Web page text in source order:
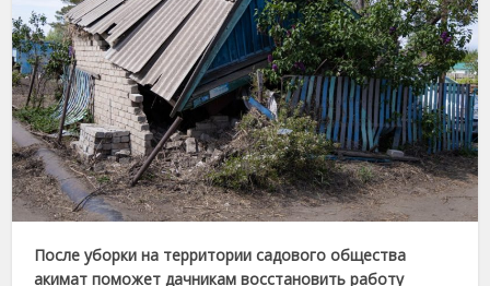
После уборки на территории садового общества
акимат поможет дачникам восстановить работу